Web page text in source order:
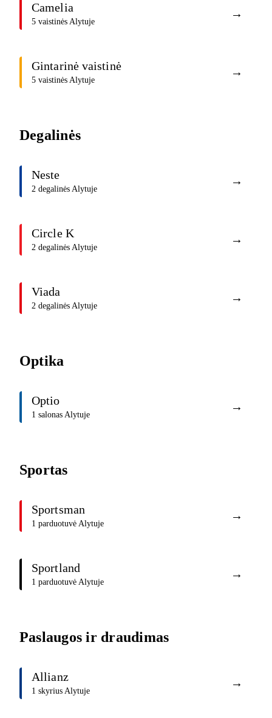
Camelia
5 vaistinės Alytuje
→
Gintarinė vaistinė
5 vaistinės Alytuje
→
Degalinės
Neste
2 degalinės Alytuje
→
Circle K
2 degalinės Alytuje
→
Viada
2 degalinės Alytuje
→
Optika
Optio
1 salonas Alytuje
→
Sportas
Sportsman
1 parduotuvė Alytuje
→
Sportland
1 parduotuvė Alytuje
→
Paslaugos ir draudimas
Allianz
1 skyrius Alytuje
→